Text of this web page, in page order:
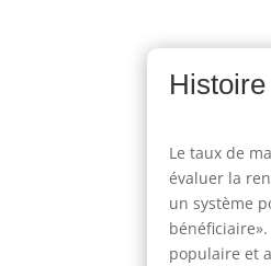
Histoire
Le taux de
évaluer la
un système
populaire et